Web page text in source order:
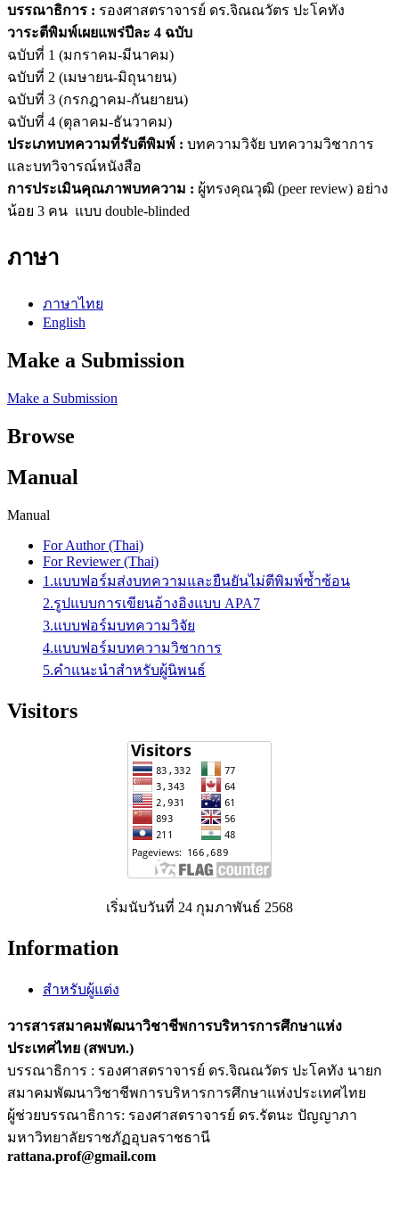
บรรณาธิการ : รองศาสตราจารย์ ดร.จิณณวัตร ปะโคทัง
วาระตีพิมพ์เผยแพร่ปีละ 4 ฉบับ
ฉบับที่ 1 (มกราคม-มีนาคม)
ฉบับที่ 2 (เมษายน-มิถุนายน)
ฉบับที่ 3 (กรกฎาคม-กันยายน)
ฉบับที่ 4 (ตุลาคม-ธันวาคม)
ประเภทบทความที่รับตีพิมพ์ : บทความวิจัย บทความวิชาการ
และบทวิจารณ์หนังสือ
การประเมินคุณภาพบทความ : ผู้ทรงคุณวุฒิ (peer review) อย่าง
น้อย 3 คน แบบ double-blinded
ภาษา
ภาษาไทย
English
Make a Submission
Make a Submission
Browse
Manual
Manual
For Author (Thai)
For Reviewer (Thai)
1.แบบฟอร์มส่งบทความและยืนยันไม่ตีพิมพ์ซ้ำซ้อน
2.รูปแบบการเขียนอ้างอิงแบบ APA7
3.แบบฟอร์มบทความวิจัย
4.แบบฟอร์มบทความวิชาการ
5.คำแนะนำสำหรับผู้นิพนธ์
Visitors
เริ่มนับวันที่ 24 กุมภาพันธ์ 2568
Information
สำหรับผู้แต่ง
วารสารสมาคมพัฒนาวิชาชีพการบริหารการศึกษาแห่ง
ประเทศไทย (สพบท.)
บรรณาธิการ : รองศาสตราจารย์ ดร.จิณณวัตร ปะโคทัง นายก
สมาคมพัฒนาวิชาชีพการบริหารการศึกษาแห่งประเทศไทย
ผู้ช่วยบรรณาธิการ: รองศาสตราจารย์ ดร.รัตนะ ปัญญาภา
มหาวิทยาลัยราชภัฏอุบลราชธานี
rattana.prof@gmail.com